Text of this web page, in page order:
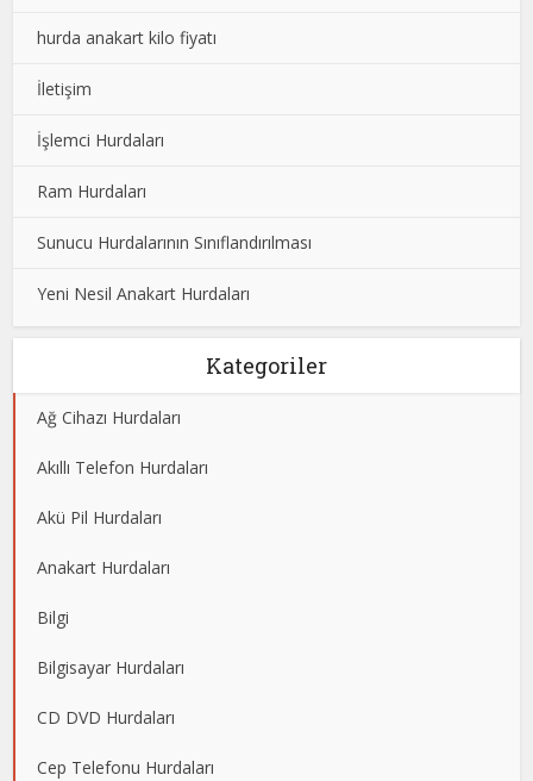
hurda anakart kilo fiyatı
İletişim
İşlemci Hurdaları
Ram Hurdaları
Sunucu Hurdalarının Sınıflandırılması
Yeni Nesil Anakart Hurdaları
Kategoriler
Ağ Cihazı Hurdaları
Akıllı Telefon Hurdaları
Akü Pil Hurdaları
Anakart Hurdaları
Bilgi
Bilgisayar Hurdaları
CD DVD Hurdaları
Cep Telefonu Hurdaları